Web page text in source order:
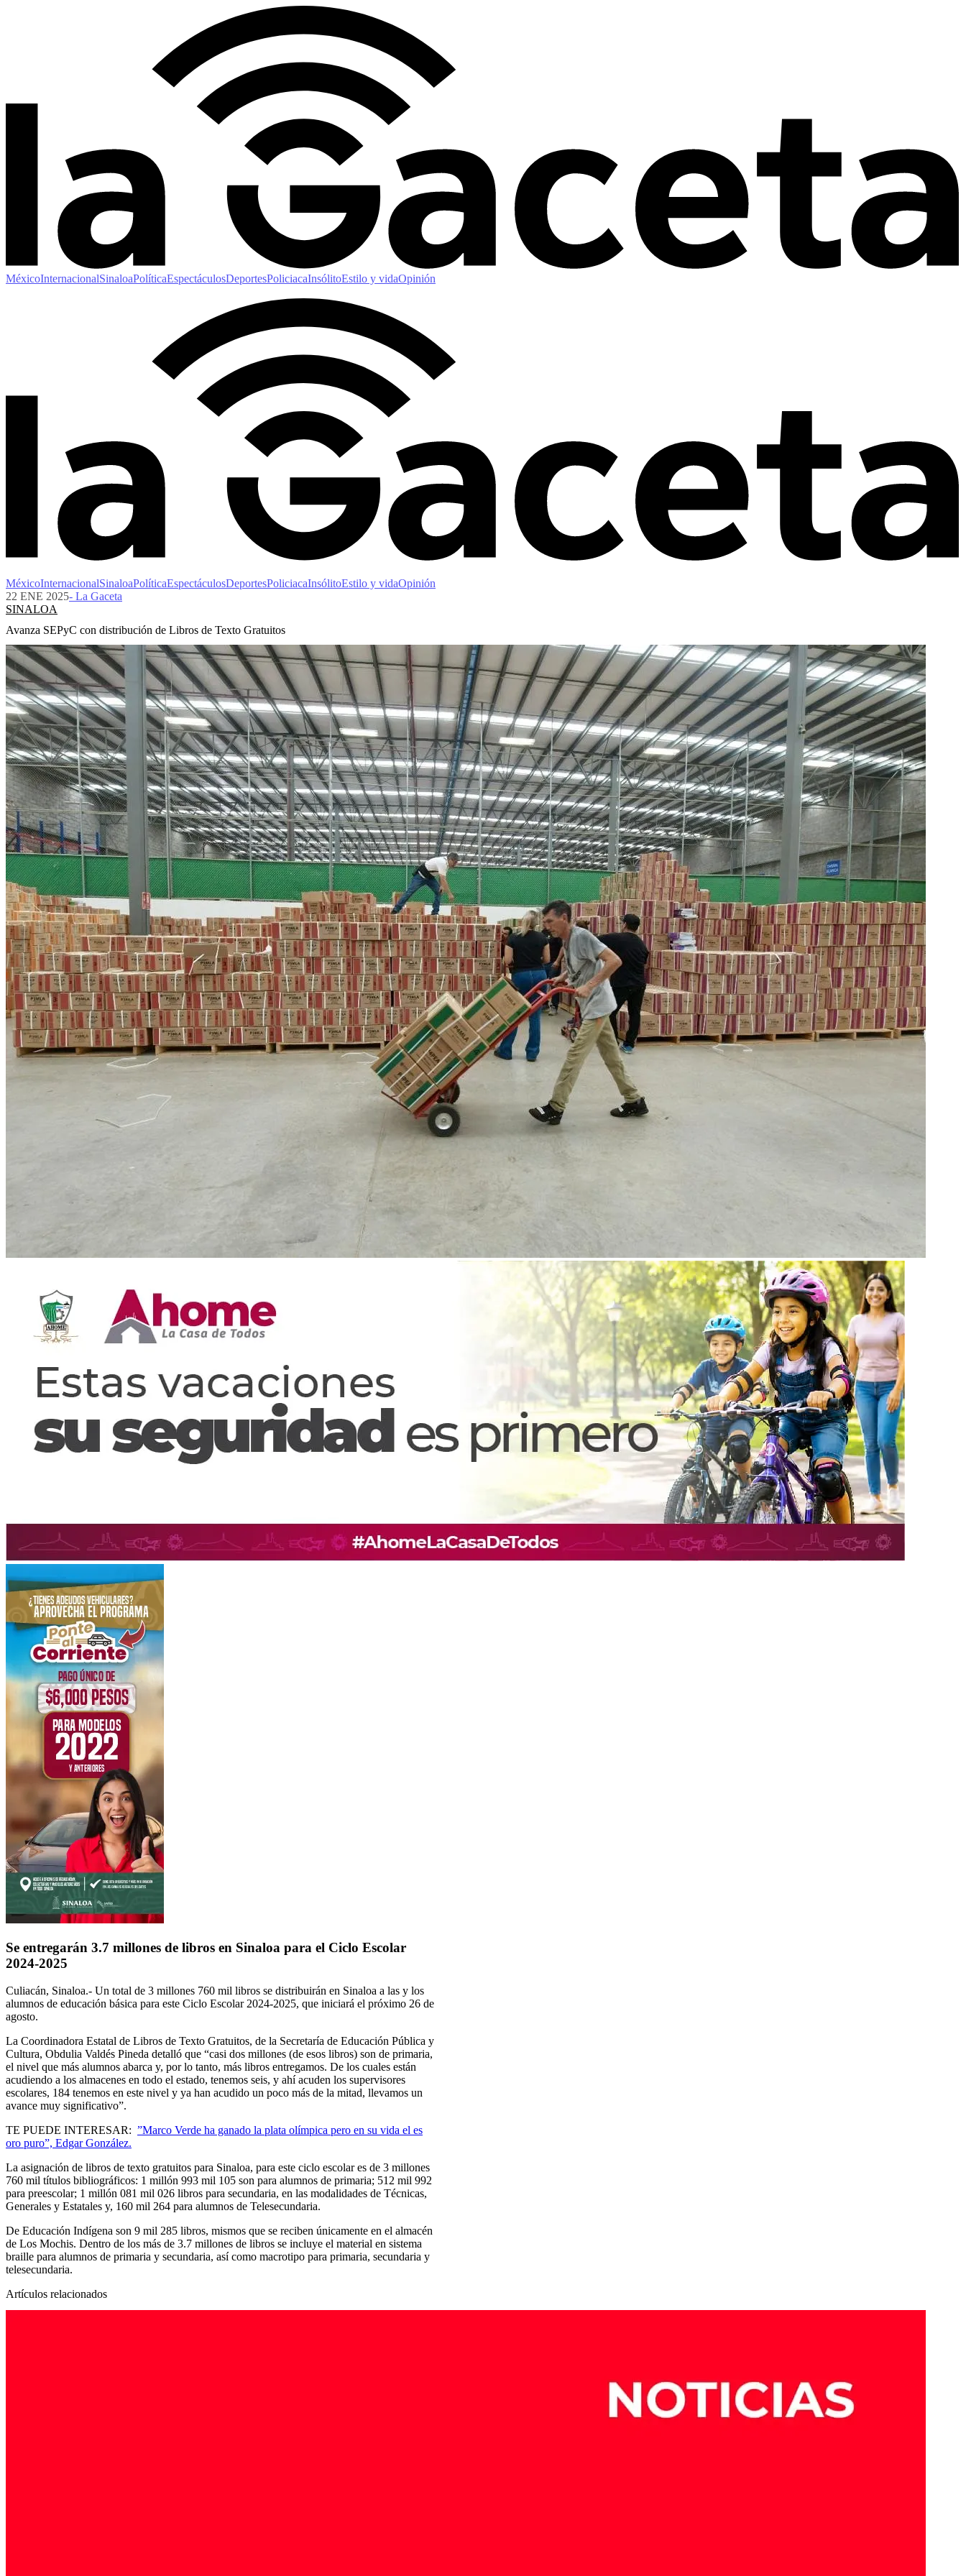
MéxicoInternacionalSinaloaPolíticaEspectáculosDeportesPoliciacaInsólitoEstilo y vidaOpinión
MéxicoInternacionalSinaloaPolíticaEspectáculosDeportesPoliciacaInsólitoEstilo y vidaOpinión
22 ENE 2025- La Gaceta
SINALOA
Avanza SEPyC con distribución de Libros de Texto Gratuitos
Se entregarán 3.7 millones de libros en Sinaloa para el Ciclo Escolar
2024-2025
Culiacán, Sinaloa.- Un total de 3 millones 760 mil libros se distribuirán en Sinaloa a las y los
alumnos de educación básica para este Ciclo Escolar 2024-2025, que iniciará el próximo 26 de
agosto.
La Coordinadora Estatal de Libros de Texto Gratuitos, de la Secretaría de Educación Pública y
Cultura, Obdulia Valdés Pineda detalló que “casi dos millones (de esos libros) son de primaria,
el nivel que más alumnos abarca y, por lo tanto, más libros entregamos. De los cuales están
acudiendo a los almacenes en todo el estado, tenemos seis, y ahí acuden los supervisores
escolares, 184 tenemos en este nivel y ya han acudido un poco más de la mitad, llevamos un
avance muy significativo”.
TE PUEDE INTERESAR: ”Marco Verde ha ganado la plata olímpica pero en su vida el es
oro puro”, Edgar González.
La asignación de libros de texto gratuitos para Sinaloa, para este ciclo escolar es de 3 millones
760 mil títulos bibliográficos: 1 millón 993 mil 105 son para alumnos de primaria; 512 mil 992
para preescolar; 1 millón 081 mil 026 libros para secundaria, en las modalidades de Técnicas,
Generales y Estatales y, 160 mil 264 para alumnos de Telesecundaria.
De Educación Indígena son 9 mil 285 libros, mismos que se reciben únicamente en el almacén
de Los Mochis. Dentro de los más de 3.7 millones de libros se incluye el material en sistema
braille para alumnos de primaria y secundaria, así como macrotipo para primaria, secundaria y
telesecundaria.
Artículos relacionados